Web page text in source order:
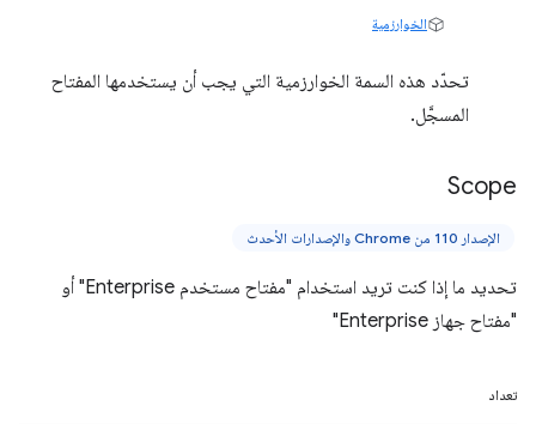
الخوارزمية
تحدّد هذه السمة الخوارزمية التي يجب أن يستخدمها المفتاح
المسجَّل.
Scope
الإصدار 110 من Chrome والإصدارات الأحدث
تحديد ما إذا كنت تريد استخدام "مفتاح مستخدم Enterprise" أو
"مفتاح جهاز Enterprise"
تعداد